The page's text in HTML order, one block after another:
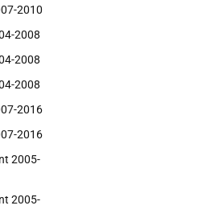
2010
2008
2008
2008
2016
2016
2005-
2005-